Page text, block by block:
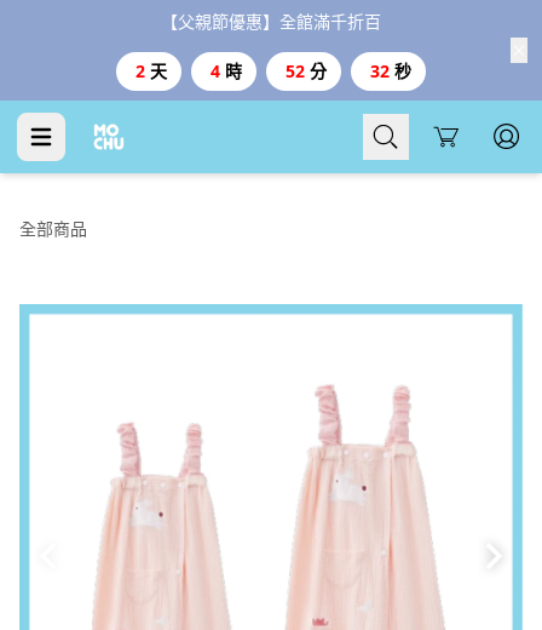
【父親節優惠】全館滿千折百
2 天 4 時 52 分 31 秒
Cart
全部商品